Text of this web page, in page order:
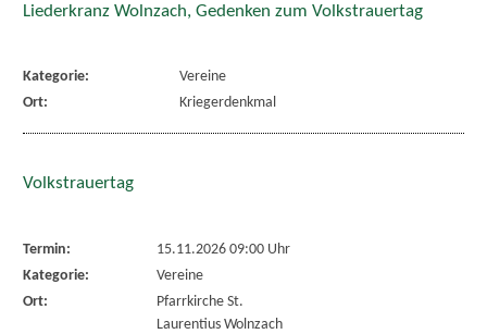
Liederkranz Wolnzach, Gedenken zum Volkstrauertag
Kategorie:
Vereine
Ort:
Kriegerdenkmal
Volkstrauertag
Termin:
15.11.2026 09:00 Uhr
Kategorie:
Vereine
Ort:
Pfarrkirche St.
Laurentius Wolnzach